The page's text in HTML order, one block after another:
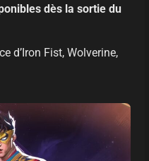
dès la sortie du
d’Iron Fist, Wolverine,